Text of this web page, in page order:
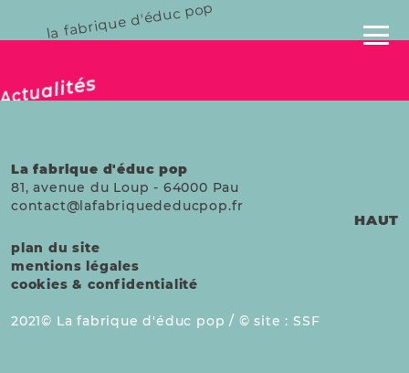
la fabrique d'éduc pop
publié le 19 nov. 2024
La fabrique d'éduc pop
81, avenue du Loup - 64000 Pau
contact@lafabriquededucpop.fr
plan du site
mentions légales
cookies & confidentialité
2021 La fabrique d'éduc pop / site :SSF
HAUT